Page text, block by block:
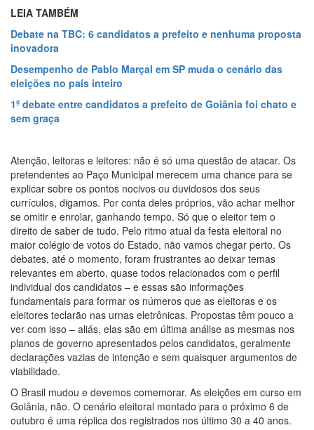
LEIA TAMBÉM
Debate na TBC: 6 candidatos a prefeito e nenhuma proposta
inovadora
Desempenho de Pablo Marçal em SP muda o cenário das
eleições no país inteiro
1º debate entre candidatos a prefeito de Goiânia foi chato e
sem graça
Atenção, leitoras e leitores: não é só uma questão de atacar. Os
pretendentes ao Paço Municipal merecem uma chance para se
explicar sobre os pontos nocivos ou duvidosos dos seus
currículos, digamos. Por conta deles próprios, vão achar melhor
se omitir e enrolar, ganhando tempo. Só que o eleitor tem o
direito de saber de tudo. Pelo ritmo atual da festa eleitoral no
maior colégio de votos do Estado, não vamos chegar perto. Os
debates, até o momento, foram frustrantes ao deixar temas
relevantes em aberto, quase todos relacionados com o perfil
individual dos candidatos – e essas são informações
fundamentais para formar os números que as eleitoras e os
eleitores teclarão nas urnas eletrônicas. Propostas têm pouco a
ver com isso – aliás, elas são em última análise as mesmas nos
planos de governo apresentados pelos candidatos, geralmente
declarações vazias de intenção e sem quaisquer argumentos de
viabilidade.
O Brasil mudou e devemos comemorar. As eleições em curso em
Goiânia, não. O cenário eleitoral montado para o próximo 6 de
outubro é uma réplica dos registrados nos último 30 a 40 anos.